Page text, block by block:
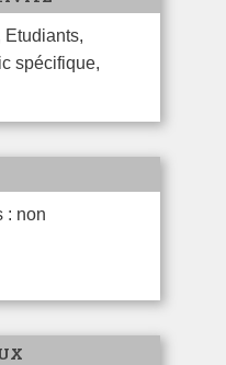
spécifique,
: non